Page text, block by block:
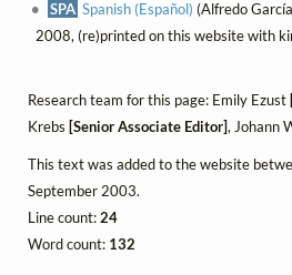
SPA Spanish (Español) (Alfredo
2008, (re)printed on this website with
Research team for this page: Emily Ezust
Krebs [Senior Associate Editor], Johann
This text was added to the website
September 2003.
Line count:24
Word count: 132